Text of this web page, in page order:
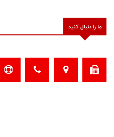
ما را دنبال کنید